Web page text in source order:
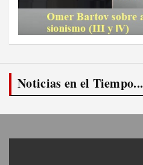
Noticias en el Tiempo...